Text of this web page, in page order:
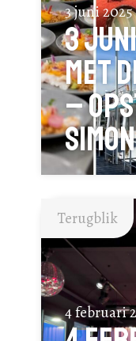
3 juni 2025
3
met
–
Terugblik
4 februari